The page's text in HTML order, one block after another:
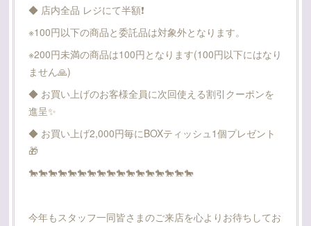
◆ 店内全品 レジにて半額❗️
※100円以下の商品と委託品は対象外となります。
※200円未満の商品は100円となります(100円以下にはなり
ません🙏)
◆ お買い上げのお客様全員に次回使える割引クーポンを
進呈✨
◆ お買い上げ2,000円毎にBOXティッシュ1個プレゼント
🎁
🐎🐎🐎🐎🐎🐎🐎🐎🐎🐎🐎🐎🐎🐎🐎🐎🐎
今年もスタッフ一同皆さまのご来店を心よりお待ちしてお